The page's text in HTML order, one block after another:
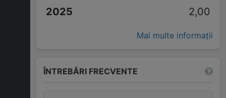
2,00
Mai multe informații
ÎNTREBĂRI FRECVENTE